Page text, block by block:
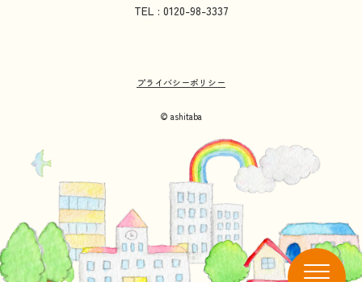
TEL : 0120-98-3337
プライバシーポリシー
© ashitaba